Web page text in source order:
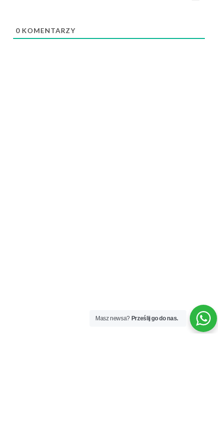
0 KOMENTARZY
Masz newsa? Prześlij go do nas.